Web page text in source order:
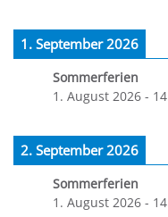
1. September 2026
Sommerferien
1. August 2026 -
2. September 2026
Sommerferien
1. August 2026 -